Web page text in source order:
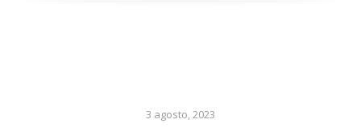
3 agosto, 2023